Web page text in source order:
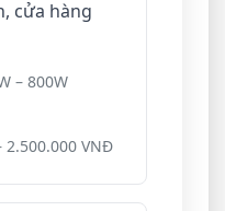
cửa hàng
– 800W
2.500.000 VNĐ